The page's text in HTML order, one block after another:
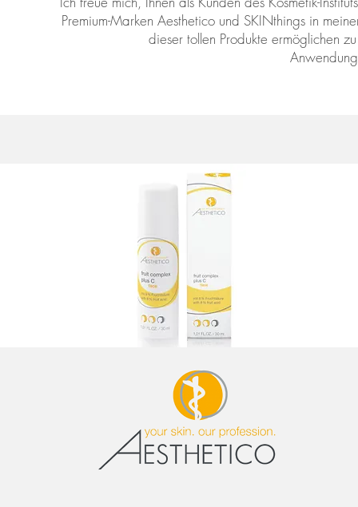
Premium-Marken Aesthetico und SKINthings in
dieser tollen Produkte ermöglichen